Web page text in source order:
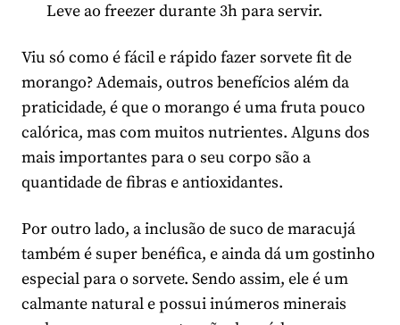
Leve ao freezer durante 3h para servir.
Viu só como é fácil e rápido fazer sorvete fit de
morango? Ademais, outros benefícios além da
praticidade, é que o morango é uma fruta pouco
calórica, mas com muitos nutrientes. Alguns dos
mais importantes para o seu corpo são a
quantidade de fibras e antioxidantes.
Por outro lado, a inclusão de suco de maracujá
também é super benéfica, e ainda dá um gostinho
especial para o sorvete. Sendo assim, ele é um
calmante natural e possui inúmeros minerais